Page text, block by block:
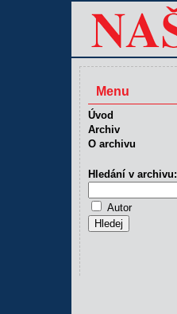
Menu
Úvod
Archiv
O archivu
Hledání v archivu:
Autor